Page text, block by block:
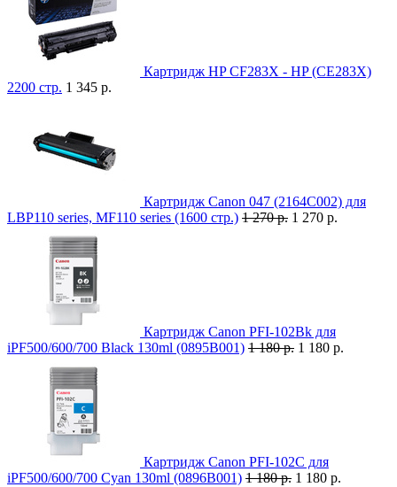
Картридж HP CF283X - HP (CE283X)
2200 стр. 1 345 р.
Картридж Canon 047 (2164C002) для
LBP110 series, MF110 series (1600 стр.) 1 270 р. 1 270 р.
Картридж Canon PFI-102Bk для
iPF500/600/700 Black 130ml (0895B001) 1 180 р. 1 180 р.
Картридж Canon PFI-102C для
iPF500/600/700 Cyan 130ml (0896B001) 1 180 р. 1 180 р.